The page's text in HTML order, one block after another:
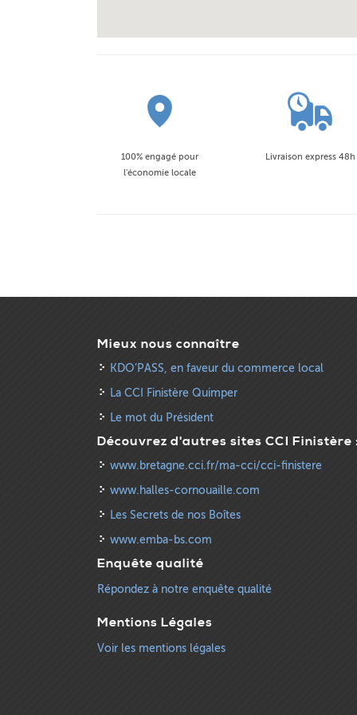
100% engagé pour
l'économie locale
Livraison express 48h
Mieux nous connaître
KDO’PASS, en faveur du commerce local
La CCI Finistère Quimper
Le mot du Président
Découvrez d'autres sites CCI Finistère :
www.bretagne.cci.fr/ma-cci/cci-finistere
www.halles-cornouaille.com
Les Secrets de nos Boîtes
www.emba-bs.com
Enquête qualité
Répondez à notre enquête qualité
Mentions Légales
Voir les mentions légales